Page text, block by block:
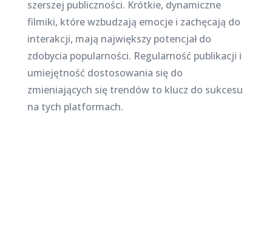
szerszej publiczności. Krótkie, dynamiczne
filmiki, które wzbudzają emocje i zachęcają do
interakcji, mają największy potencjał do
zdobycia popularności. Regularność publikacji i
umiejętność dostosowania się do
zmieniających się trendów to klucz do sukcesu
na tych platformach.